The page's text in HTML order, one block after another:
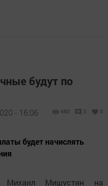
будут по
- 16:06 980 0 0
будет начислять
Михаил Мишустин на